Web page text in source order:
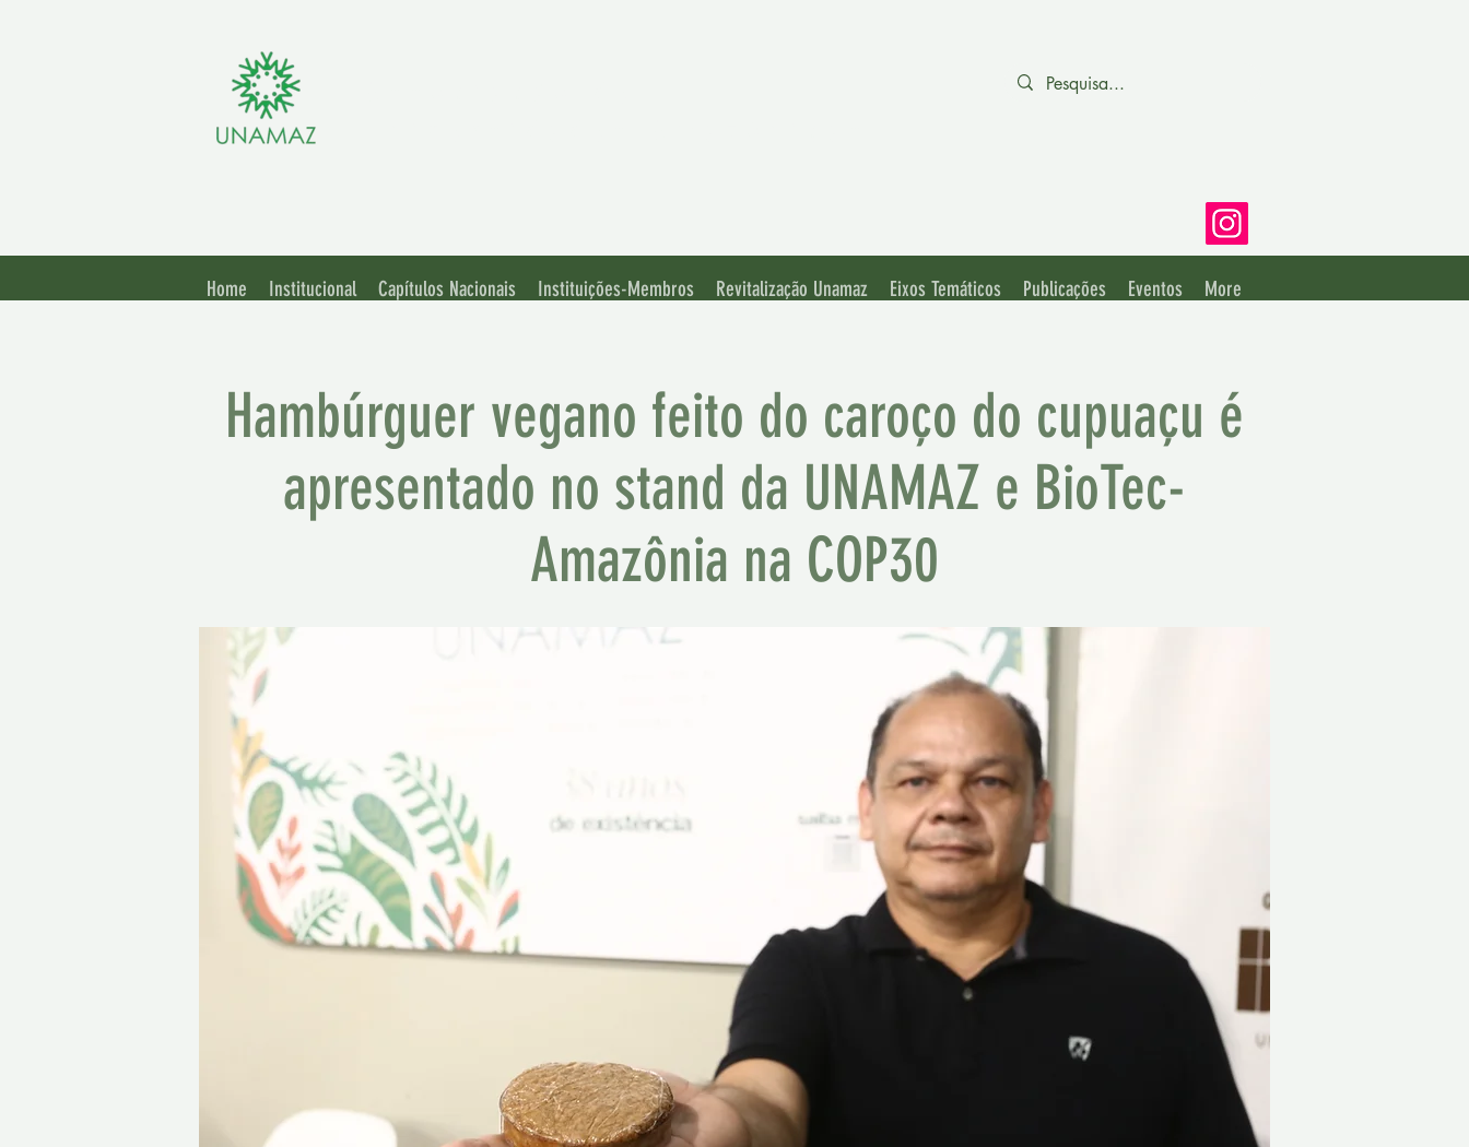
Home Institucional Capítulos Nacionais Instituições-Membros Revitalização Unamaz Eixos Temáticos Publicações Eventos More
Hambúrguer vegano feito do caroço do cupuaçu é
apresentado no stand da UNAMAZ e BioTec-
Amazônia na COP30